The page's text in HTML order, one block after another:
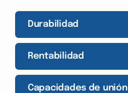
Durabilidad
Rentabilidad
Capacidades de unión